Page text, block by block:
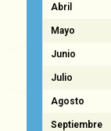
Abril
Mayo
Junio
Julio
Agosto
Septiembre